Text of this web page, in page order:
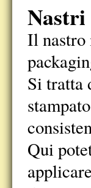
Il nastro
Si tratta
Qui